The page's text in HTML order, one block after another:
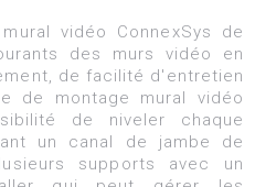
vidéo ConnexSys de
des murs vidéo en
de facilité d'entretien
de montage mural vidéo
de niveler chaque
un canal de jambe de
supports avec un